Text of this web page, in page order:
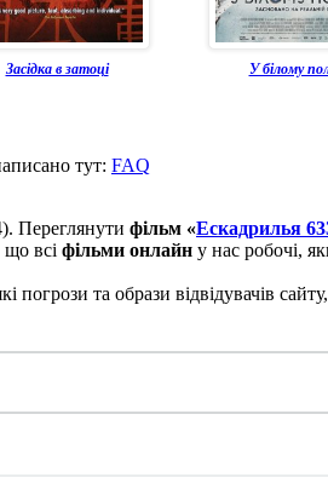
Засідка в затоці У білому
тут: FAQ
Переглянути фільм «Ескадрилья
всі фільми онлайн у нас робочі,
та образи відвідувачів